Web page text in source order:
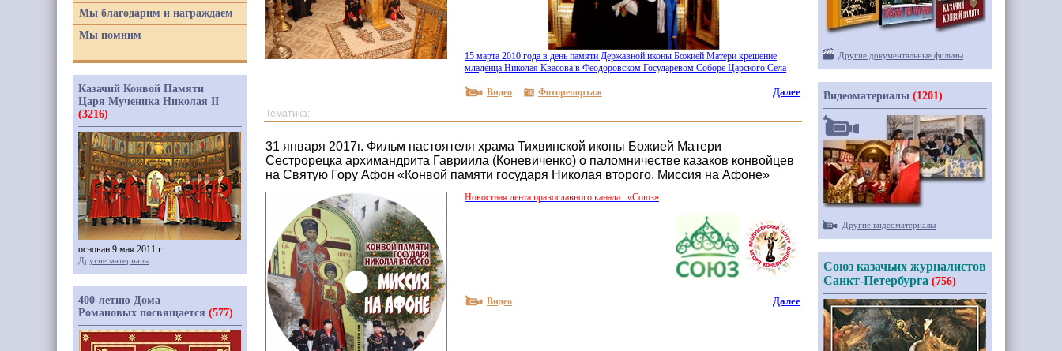
15 марта 2010 года в день памяти Державной иконы Божией Матери крещение
младенца Николая Квасова в Феодоровском Государевом Соборе Царского Села
Далее
Видео
Фоторепортаж
Тематика:
31 января 2017г. Фильм настоятеля храма Тихвинской иконы Божией Матери
Сестрорецка архимандрита Гавриила (Коневиченко) о паломничестве казаков конвойцев
на Святую Гору Афон «Конвой памяти государя Николая второго. Миссия на Афоне»
Новостная лента православного канала «Союз»
Далее
Видео
Мы благодарим и награждаем
Мы помним
Казачий Конвой Памяти
Царя Мученика Николая II
(3216)
основан 9 мая 2011 г.
Другие материалы
400-летию Дома
Романовых посвящается (577)
Другие документальные фильмы
Видеоматериалы (1201)
Другие видеоматериалы
Союз казачьих журналистов
Санкт-Петербурга (756)